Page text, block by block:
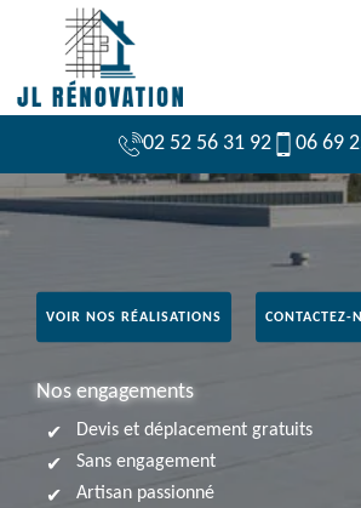
02 52 56 31 92 06 69
VOIR NOS RÉALISATIONS CONTACTEZ-
Nos engagements
Devis et déplacement gratuits
Sans engagement
Artisan passionné